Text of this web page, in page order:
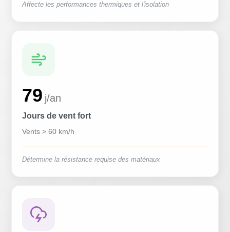
Affecte les performances thermiques et l'isolation
79 j/an
Jours de vent fort
Vents > 60 km/h
Détermine la résistance requise des matériaux